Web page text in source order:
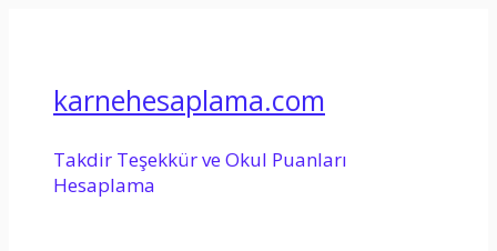
karnehesaplama.com
Takdir Teşekkür ve Okul Puanları
Hesaplama